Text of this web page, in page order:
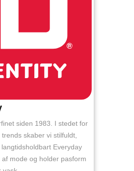
siden 1983. I stedet for
skaber vi stilfuldt,
Everyday
mode og holder pasform